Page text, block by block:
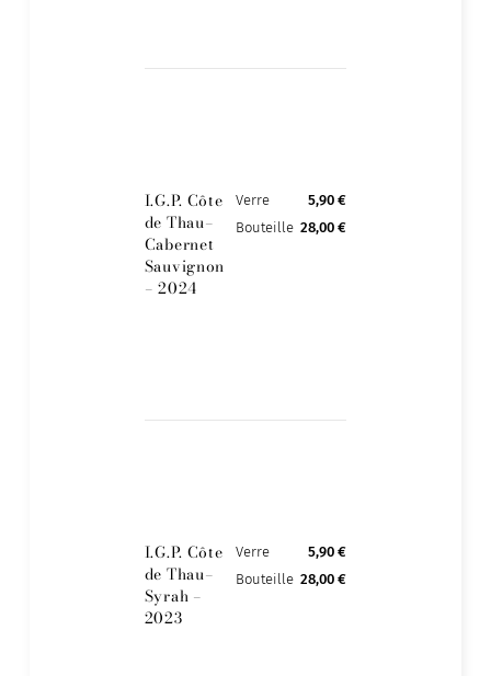
I.G.P. Côte
de Thau–
Cabernet
Sauvignon
– 2024
Verre
5,90 €
Bouteille 28,00 €
I.G.P. Côte
de Thau–
Syrah –
2023
Verre
5,90 €
Bouteille 28,00 €